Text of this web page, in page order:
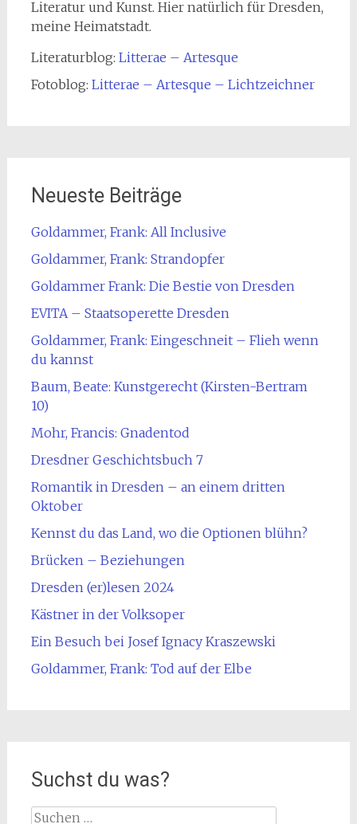
Literatur und Kunst. Hier natürlich für Dresden,
meine Heimatstadt.
Literaturblog: Litterae – Artesque
Fotoblog: Litterae – Artesque – Lichtzeichner
Neueste Beiträge
Goldammer, Frank: All Inclusive
Goldammer, Frank: Strandopfer
Goldammer Frank: Die Bestie von Dresden
EVITA – Staatsoperette Dresden
Goldammer, Frank: Eingeschneit – Flieh wenn
du kannst
Baum, Beate: Kunstgerecht (Kirsten-Bertram
10)
Mohr, Francis: Gnadentod
Dresdner Geschichtsbuch 7
Romantik in Dresden – an einem dritten
Oktober
Kennst du das Land, wo die Optionen blühn?
Brücken – Beziehungen
Dresden (er)lesen 2024
Kästner in der Volksoper
Ein Besuch bei Josef Ignacy Kraszewski
Goldammer, Frank: Tod auf der Elbe
Suchst du was?
Suche